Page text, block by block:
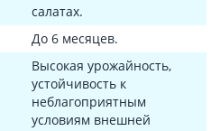
салатах.
До 6 месяцев.
Высокая урожайность,
устойчивость к
неблагоприятным
условиям внешней